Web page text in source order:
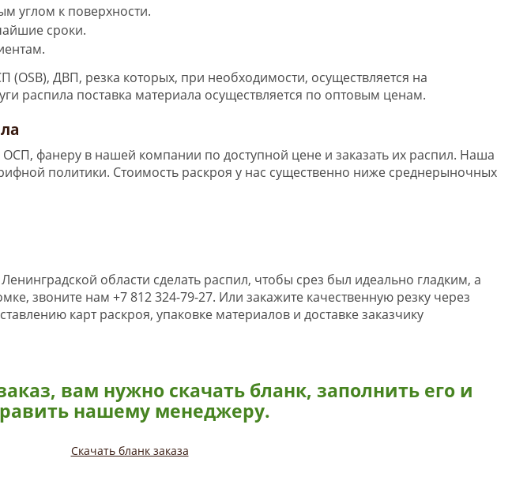
углом к поверхности.
сроки.
ДВП, резка которых, при необходимости, осуществляется на
распила поставка материала осуществляется по оптовым ценам.
фанеру в нашей компании по доступной цене и заказать их распил. Наша
политики. Стоимость раскроя у нас существенно ниже среднерыночных
области сделать распил, чтобы срез был идеально гладким, а
звоните нам +7 812 324-79-27. Или закажите качественную резку через
карт раскроя, упаковке материалов и доставке заказчику
вам нужно скачать бланк, заполнить его и
нашему менеджеру.
Скачать бланк заказа